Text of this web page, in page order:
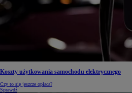
Koszty użytkowania samochodu elektrycznego
Czy to się jeszcze opłaca?
Sprawdź